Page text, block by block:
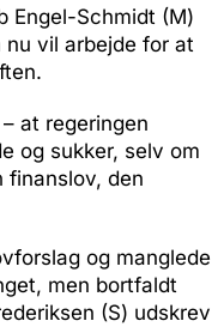
Engel-Schmidt (M)
nu vil arbejde for at
at regeringen
og sukker, selv om
finanslov, den
og manglede
men bortfaldt
(S) udskrev